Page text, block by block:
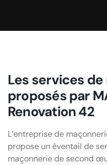
Les services
proposés par
Renovation 42
L’entreprise de
propose un éventail de
maçonnerie de second